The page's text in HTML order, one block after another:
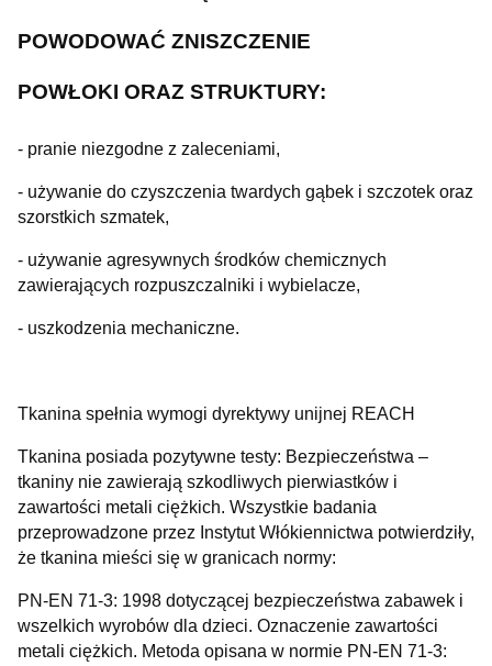
POWODOWAĆ ZNISZCZENIE
POWŁOKI ORAZ STRUKTURY:
- pranie niezgodne z zaleceniami,
- używanie do czyszczenia twardych gąbek i szczotek oraz
szorstkich szmatek,
- używanie agresywnych środków chemicznych
zawierających rozpuszczalniki i wybielacze,
- uszkodzenia mechaniczne.
Tkanina spełnia wymogi dyrektywy unijnej REACH
Tkanina posiada pozytywne testy: Bezpieczeństwa –
tkaniny nie zawierają szkodliwych pierwiastków i
zawartości metali ciężkich. Wszystkie badania
przeprowadzone przez Instytut Włókiennictwa potwierdziły,
że tkanina mieści się w granicach normy:
PN-EN 71-3: 1998 dotyczącej bezpieczeństwa zabawek i
wszelkich wyrobów dla dzieci. Oznaczenie zawartości
metali ciężkich. Metoda opisana w normie PN-EN 71-3: